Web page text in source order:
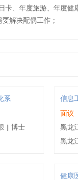
卡、年度旅游、年度健
解决配偶工作；
系
| 博士
信息
面议
黑龙
健康